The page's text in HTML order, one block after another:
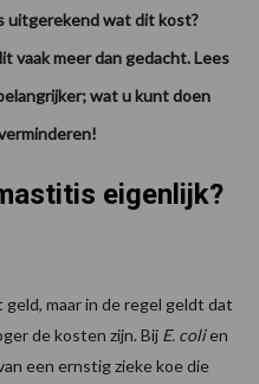
uitgerekend wat dit kost?
vaak meer dan gedacht. Lees
wat u kunt doen
eigenlijk?
maar in de regel geldt dat
de kosten zijn. Bij E. colien
een ernstig zieke koe die